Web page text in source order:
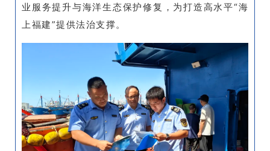
业服务提升与海洋生态保护修复，为打造高水平“海
上福建”提供法治支撑。